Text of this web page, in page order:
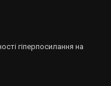
гіперпосилання на